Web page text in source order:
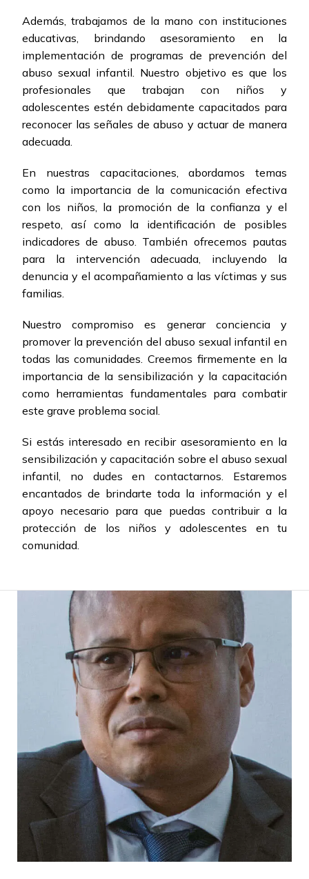
Además, trabajamos de la mano con instituciones
educativas, brindando asesoramiento en la
implementación de programas de prevención del
abuso sexual infantil. Nuestro objetivo es que los
profesionales que trabajan con niños y
adolescentes estén debidamente capacitados para
reconocer las señales de abuso y actuar de manera
adecuada.
En nuestras capacitaciones, abordamos temas
como la importancia de la comunicación efectiva
con los niños, la promoción de la confianza y el
respeto, así como la identificación de posibles
indicadores de abuso. También ofrecemos pautas
para la intervención adecuada, incluyendo la
denuncia y el acompañamiento a las víctimas y sus
familias.
Nuestro compromiso es generar conciencia y
promover la prevención del abuso sexual infantil en
todas las comunidades. Creemos firmemente en la
importancia de la sensibilización y la capacitación
como herramientas fundamentales para combatir
este grave problema social.
Si estás interesado en recibir asesoramiento en la
sensibilización y capacitación sobre el abuso sexual
infantil, no dudes en contactarnos. Estaremos
encantados de brindarte toda la información y el
apoyo necesario para que puedas contribuir a la
protección de los niños y adolescentes en tu
comunidad.